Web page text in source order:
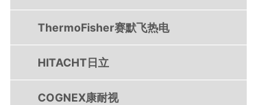
ThermoFisher赛默飞热电
HITACHT日立
COGNEX康耐视